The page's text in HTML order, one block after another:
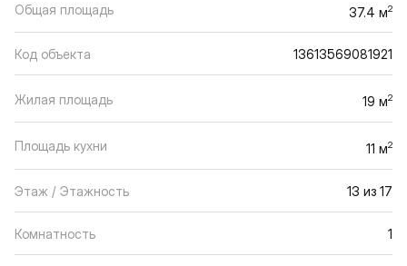
Общая площадь 37.4 м2
Код объекта 13613569081921
Жилая площадь 19 м2
Площадь кухни 11 м2
Этаж / Этажность 13 из 17
Комнатность 1